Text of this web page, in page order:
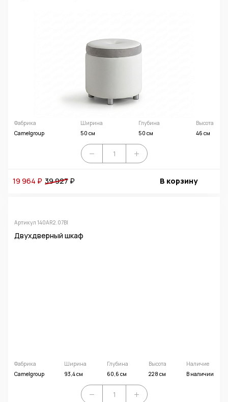
Фабрика
Camelgroup
Ширина
50 см
Глубина
50 см
Высота
46 см
19 964 ₽ 39 927₽ В корзину
Артикул 140AR2.07BI
Двухдверный шкаф
Фабрика
Camelgroup
Ширина
93,4 см
Глубина
60,6 см
Высота
228 см
Наличие
В наличии